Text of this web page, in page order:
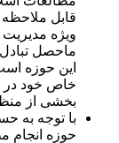
قابل
ویژه
ماحصل
این حوزه
خاص خود در
بخشی از
با توجه به
حوزه انجام